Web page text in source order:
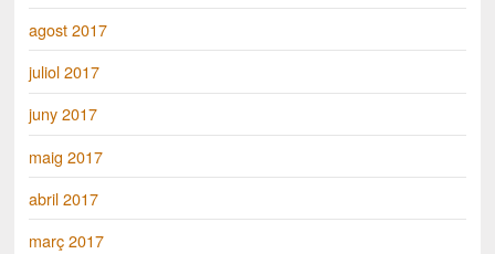
agost 2017
juliol 2017
juny 2017
maig 2017
abril 2017
març 2017